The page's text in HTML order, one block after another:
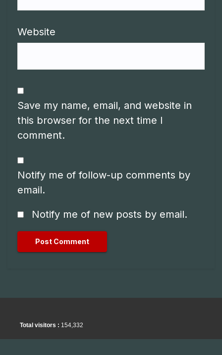
Website
Save my name, email, and website in
this browser for the next time I
comment.
Notify me of follow-up comments by
email.
Notify me of new posts by email.
Total visitors : 154,332